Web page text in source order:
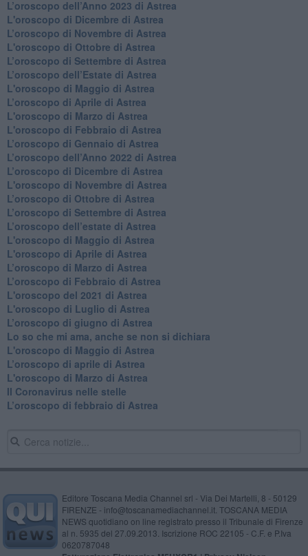
​L’oroscopo dell’Anno 2023 di Astrea
L'oroscopo di Dicembre di Astrea
L’oroscopo di Novembre di Astrea
L'oroscopo di Ottobre di Astrea
​L’oroscopo di Settembre di Astrea
​L’oroscopo dell’Estate di Astrea
L'oroscopo di Maggio di Astrea
​L’oroscopo di Aprile di Astrea
L'oroscopo di Marzo di Astrea
L'oroscopo di Febbraio di Astrea
​L’oroscopo di Gennaio di Astrea
​L’oroscopo dell’Anno 2022 di Astrea
​L’oroscopo di Dicembre di Astrea
L'oroscopo di Novembre di Astrea
​L’oroscopo di Ottobre di Astrea
​L’oroscopo di Settembre di Astrea
L’oroscopo dell’estate di Astrea
L'oroscopo di Maggio di Astrea
L'oroscopo di Aprile di Astrea
​L’oroscopo di Marzo di Astrea
​L’oroscopo di Febbraio di Astrea
L'oroscopo del 2021 di Astrea
L'oroscopo di Luglio di Astrea
​L’oroscopo di giugno di Astrea
​Lo so che mi ama, anche se non si dichiara
L'oroscopo di Maggio di Astrea
​L’oroscopo di aprile di Astrea
L'oroscopo di Marzo di Astrea
Il Coronavirus nelle stelle
​L’oroscopo di febbraio di Astrea
Editore Toscana Media Channel srl - Via Dei Martelli, 8 - 50129
FIRENZE - info@toscanamediachannel.it. TOSCANA MEDIA
NEWS quotidiano on line registrato presso il Tribunale di Firenze
al n. 5935 del 27.09.2013. Iscrizione ROC 22105 - C.F. e P.Iva
0620787048